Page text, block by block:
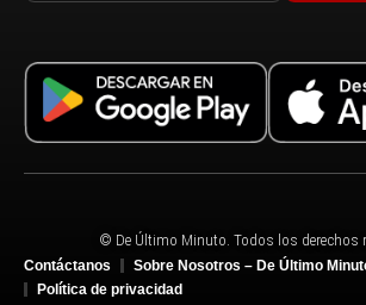
© De Último Minuto. Todos los derechos
Contáctanos
Sobre Nosotros – De Último
Política de privacidad